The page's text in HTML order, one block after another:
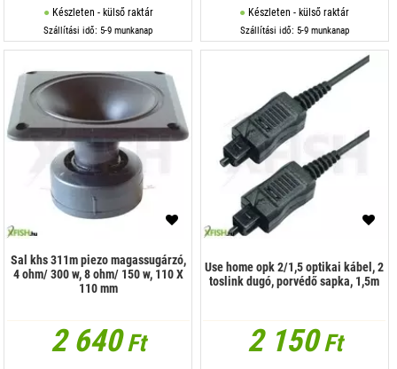
Készleten - külső raktár
Szállítási idő: 5-9 munkanap
Készleten - külső raktár
Szállítási idő: 5-9 munkanap
Sal khs 311m piezo magassugárzó,
4 ohm/ 300 w, 8 ohm/ 150 w, 110 X
110 mm
2 640Ft
Use home opk 2/1,5 optikai kábel, 2
toslink dugó, porvédő sapka, 1,5m
2 150Ft